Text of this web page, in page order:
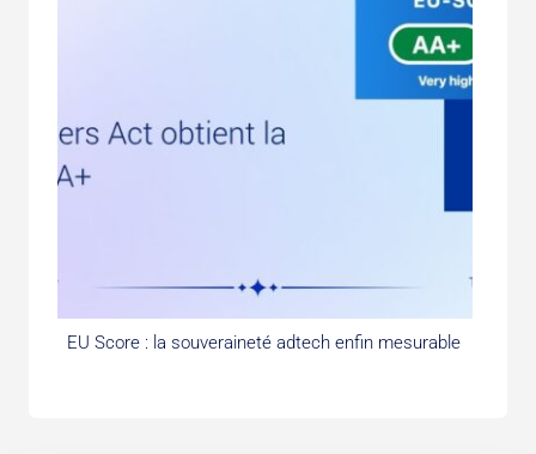
EU Score : la souveraineté adtech enfin mesurable